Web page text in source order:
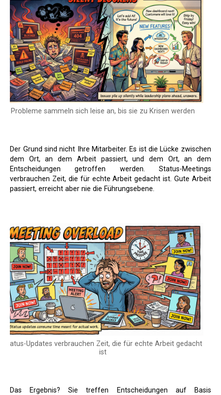
Probleme sammeln sich leise an, bis sie zu Krisen werden
Der Grund sind nicht Ihre Mitarbeiter. Es ist die Lücke zwischen
dem Ort, an dem Arbeit passiert, und dem Ort, an dem
Entscheidungen getroffen werden. Status-Meetings
verbrauchen Zeit, die für echte Arbeit gedacht ist. Gute Arbeit
passiert, erreicht aber nie die Führungsebene.
Status-Updates verbrauchen Zeit, die für echte Arbeit gedacht
ist
Das Ergebnis? Sie treffen Entscheidungen auf Basis